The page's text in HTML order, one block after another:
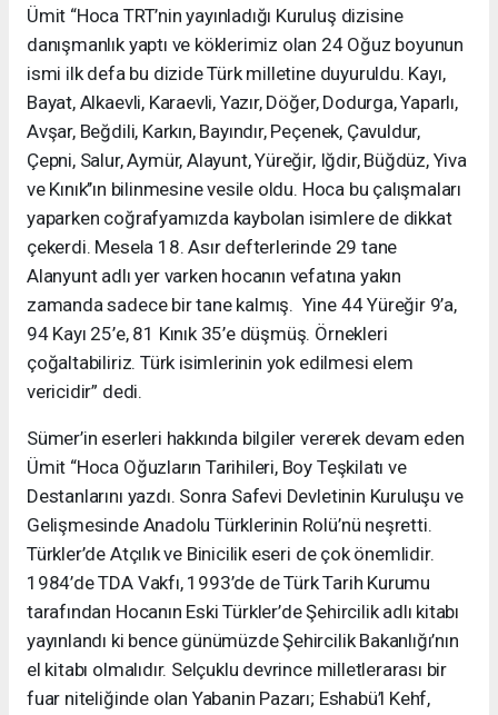
Ümit “Hoca TRT’nin yayınladığı Kuruluş dizisine
danışmanlık yaptı ve köklerimiz olan 24 Oğuz boyunun
ismi ilk defa bu dizide Türk milletine duyuruldu. Kayı,
Bayat, Alkaevli, Karaevli, Yazır, Döğer, Dodurga, Yaparlı,
Avşar, Beğdili, Karkın, Bayındır, Peçenek, Çavuldur,
Çepni, Salur, Aymür, Alayunt, Yüreğir, Iğdir, Büğdüz, Yiva
ve Kınık’’ın bilinmesine vesile oldu. Hoca bu çalışmaları
yaparken coğrafyamızda kaybolan isimlere de dikkat
çekerdi. Mesela 18. Asır defterlerinde 29 tane
Alanyunt adlı yer varken hocanın vefatına yakın
zamanda sadece bir tane kalmış. Yine 44 Yüreğir 9’a,
94 Kayı 25’e, 81 Kınık 35’e düşmüş. Örnekleri
çoğaltabiliriz. Türk isimlerinin yok edilmesi elem
vericidir” dedi.
Sümer’in eserleri hakkında bilgiler vererek devam eden
Ümit “Hoca Oğuzların Tarihileri, Boy Teşkilatı ve
Destanlarını yazdı. Sonra Safevi Devletinin Kuruluşu ve
Gelişmesinde Anadolu Türklerinin Rolü’nü neşretti.
Türkler’de Atçılık ve Binicilik eseri de çok önemlidir.
1984’de TDA Vakfı, 1993’de de Türk Tarih Kurumu
tarafından Hocanın Eski Türkler’de Şehircilik adlı kitabı
yayınlandı ki bence günümüzde Şehircilik Bakanlığı’nın
el kitabı olmalıdır. Selçuklu devrince milletlerarası bir
fuar niteliğinde olan Yabanin Pazarı; Eshabü’l Kehf,